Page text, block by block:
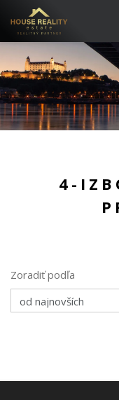
4-
Zoradiť podľa